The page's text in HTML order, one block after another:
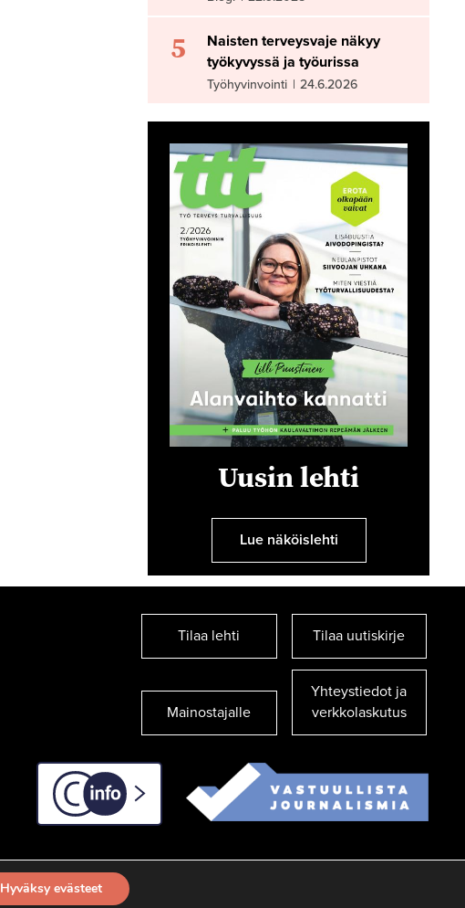
5
Naisten terveysvaje näkyy
työkyvyssä ja työurissa
Työhyvinvointi | 24.6.2026
Uusin lehti
Lue näköislehti
Tilaa lehti Tilaa uutiskirje
Mainostajalle
Yhteystiedot ja
verkkolaskutus
C-info
Hyväksy evästeet